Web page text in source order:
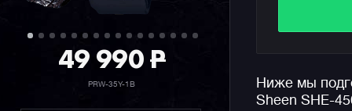
49 990P
PRW-35Y-1B
линейка
Ниже мы
Sheen SHE-